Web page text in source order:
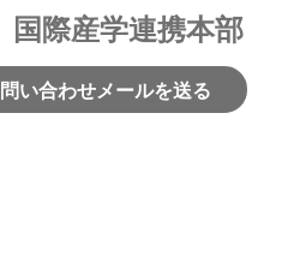
際産学連携本部
い合わせメールを送る